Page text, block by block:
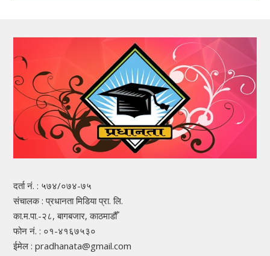
दर्ता नं. : ५७४/०७४-७५
संचालक : प्रधानता मिडिया प्रा. लि.
का.म.पा.-२८, बागबजार, काठमाडौँ
फोन नं. : ०१-४१६७५३०
ईमेल : pradhanata@gmail.com